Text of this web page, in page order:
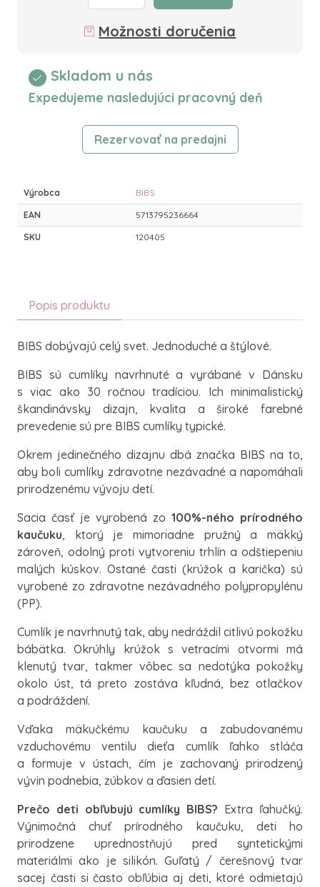
Možnosti doručenia
Skladom u nás
Expedujeme nasledujúci pracovný deň
Rezervovať na predajni
Výrobca BIBS
EAN 5713795236664
SKU 120405
Popis produktu
BIBS dobývajú celý svet. Jednoduché a štýlové.
BIBS sú cumlíky navrhnuté a vyrábané v Dánsku
s viac ako 30 ročnou tradíciou. Ich minimalistický
škandinávsky dizajn, kvalita a široké farebné
prevedenie sú pre BIBS cumlíky typické.
Okrem jedinečného dizajnu dbá značka BIBS na to,
aby boli cumlíky zdravotne nezávadné a napomáhali
prirodzenému vývoju detí.
Sacia časť je vyrobená zo 100%-ného prírodného
kaučuku, ktorý je mimoriadne pružný a mäkký
zároveň, odolný proti vytvoreniu trhlín a odštiepeniu
malých kúskov. Ostané časti (krúžok a karička) sú
vyrobené zo zdravotne nezávadného polypropylénu
(PP).
Cumlík je navrhnutý tak, aby nedráždil citlivú pokožku
bábätka. Okrúhly krúžok s vetracími otvormi má
klenutý tvar, takmer vôbec sa nedotýka pokožky
okolo úst, tá preto zostáva kľudná, bez otlačkov
a podráždení.
Vďaka mäkučkému kaučuku a zabudovanému
vzduchovému ventilu dieťa cumlík ľahko stláča
a formuje v ústach, čím je zachovaný prirodzený
vývin podnebia, zúbkov a ďasien detí.
Prečo deti obľubujú cumlíky BIBS? Extra ľahučký.
Výnimočná chuť prírodného kaučuku, deti ho
prirodzene uprednostňujú pred syntetickými
materiálmi ako je silikón. Guľatý / čerešnový tvar
sacej časti si často obľúbia aj deti, ktoré odmietajú